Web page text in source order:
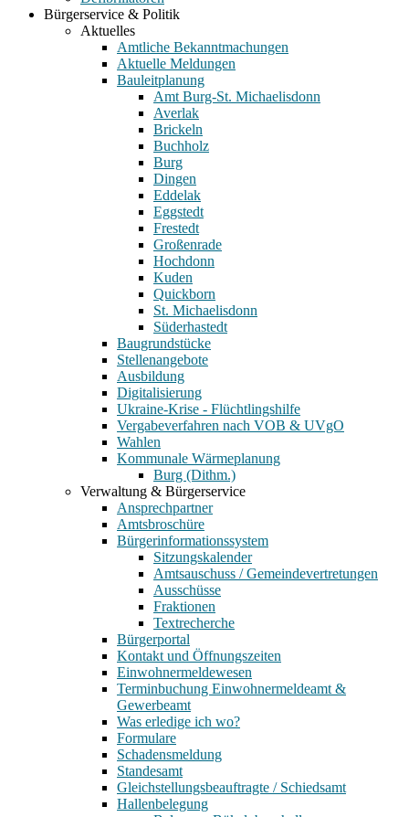
Bürgerservice & Politik
Aktuelles
Amtliche Bekanntmachungen
Aktuelle Meldungen
Bauleitplanung
Amt Burg-St. Michaelisdonn
Averlak
Brickeln
Buchholz
Burg
Dingen
Eddelak
Eggstedt
Frestedt
Großenrade
Hochdonn
Kuden
Quickborn
St. Michaelisdonn
Süderhastedt
Baugrundstücke
Stellenangebote
Ausbildung
Digitalisierung
Ukraine-Krise - Flüchtlingshilfe
Vergabeverfahren nach VOB & UVgO
Wahlen
Kommunale Wärmeplanung
Burg (Dithm.)
Verwaltung & Bürgerservice
Ansprechpartner
Amtsbroschüre
Bürgerinformationssystem
Sitzungskalender
Amtsauschuss / Gemeindevertretungen
Ausschüsse
Fraktionen
Textrecherche
Bürgerportal
Kontakt und Öffnungszeiten
Einwohnermeldewesen
Terminbuchung Einwohnermeldeamt &
Gewerbeamt
Was erledige ich wo?
Formulare
Schadensmeldung
Standesamt
Gleichstellungsbeauftragte / Schiedsamt
Hallenbelegung